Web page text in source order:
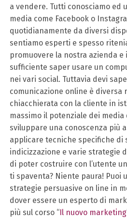
a vendere. Tutti conosciamo ed
media come Facebook o
quotidianamente da diversi
sentiamo esperti e spesso
promuovere la nostra azienda
sufficiente saper usare un
nei vari social. Tuttavia devi
comunicazione online è diversa
chiacchierata con la cliente in
massimo il potenziale dei
sviluppare una conoscenza più
applicare tecniche specifiche di
indicizzazione e varie strategie
di poter costruire con l’utente
ti spaventa? Niente paura! Puoi
strategie persuasive on line in
dover essere un esperto di
più sul corso “ Il nuovo marketing